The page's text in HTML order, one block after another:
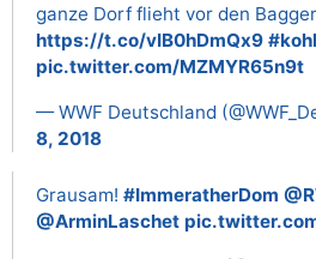
ganze Dorf flieht vor den
https://t.co/vIB0hDmQx9
pic.twitter.com/MZMYR65n9t
— WWF Deutschland
8, 2018
Grausam! #ImmeratherDom
@ArminLaschet